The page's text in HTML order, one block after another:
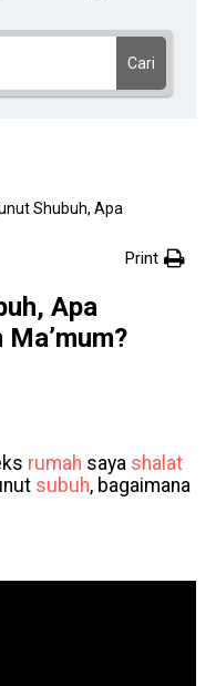
Cari
Shubuh, Apa
Print
Apa
rumah saya shalat
subuh, bagaimana